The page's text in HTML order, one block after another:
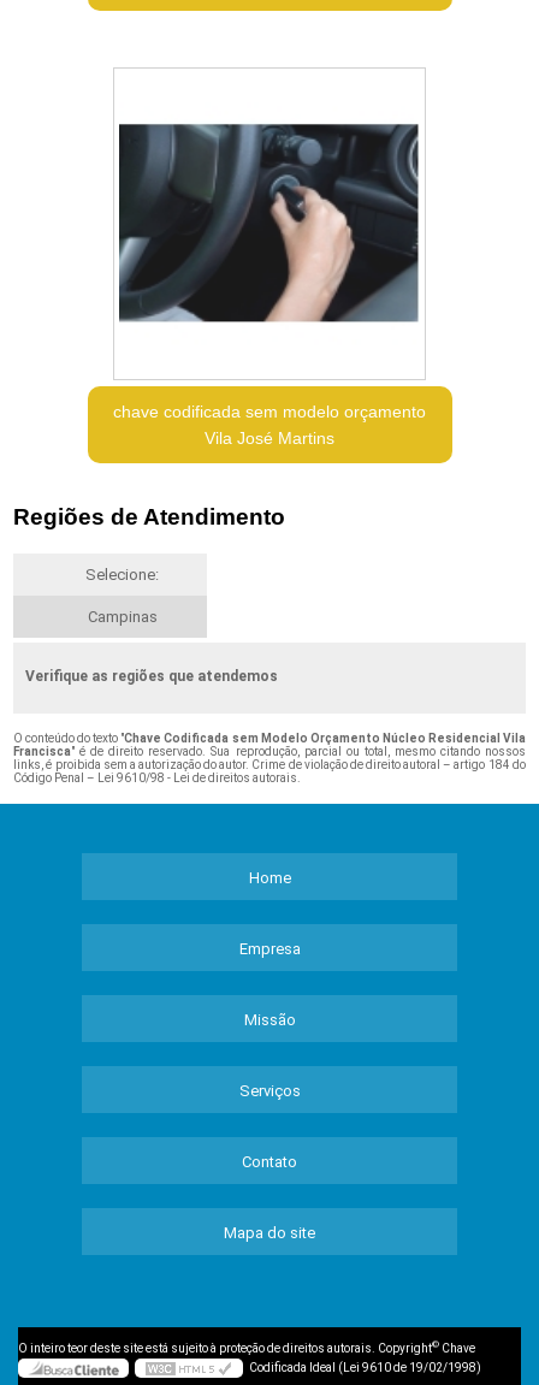
chave codificada sem modelo orçamento
Vila José Martins
Regiões de Atendimento
Selecione:
Campinas
Verifique as regiões que atendemos
O conteúdo do texto "Chave Codificada sem Modelo Orçamento Núcleo Residencial Vila
Francisca" é de direito reservado. Sua reprodução, parcial ou total, mesmo citando nossos
links, é proibida sem a autorização do autor. Crime de violação de direito autoral – artigo 184 do
Código Penal –
Lei 9610/98 - Lei de direitos autorais
Home
Empresa
Missão
Serviços
Contato
Mapa do site
O inteiro teor deste site está sujeito à proteção de direitos autorais. Copyright© Chave
Codificada Ideal (Lei 9610 de 19/02/1998)